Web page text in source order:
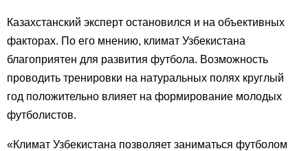
Казахстанский эксперт остановился и на объективных
факторах. По его мнению, климат Узбекистана
благоприятен для развития футбола. Возможность
проводить тренировки на натуральных полях круглый
год положительно влияет на формирование молодых
футболистов.
«Климат Узбекистана позволяет заниматься футболом